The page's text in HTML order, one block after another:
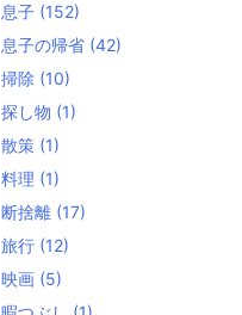
息子 (152)
息子の帰省 (42)
掃除 (10)
探し物 (1)
散策 (1)
料理 (1)
断捨離 (17)
旅行 (12)
映画 (5)